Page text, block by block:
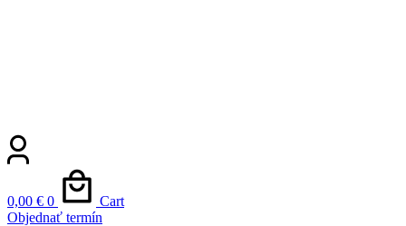
0,00 € 0
Cart
Objednať termín